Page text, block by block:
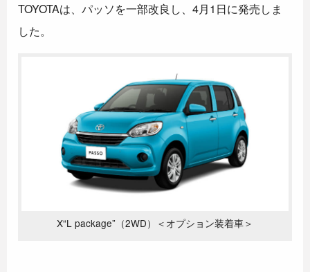
TOYOTAは、パッソを一部改良し、4月1日に発売しま
した。
X“L package”（2WD）＜オプション装着車＞